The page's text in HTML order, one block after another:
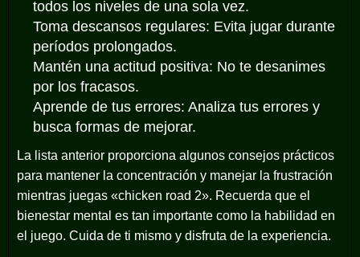
todos los niveles de una sola vez.
Toma descansos regulares: Evita jugar durante
períodos prolongados.
Mantén una actitud positiva: No te desanimes
por los fracasos.
Aprende de tus errores: Analiza tus errores y
busca formas de mejorar.
La lista anterior proporciona algunos consejos prácticos
para mantener la concentración y manejar la frustración
mientras juegas «chicken road 2». Recuerda que el
bienestar mental es tan importante como la habilidad en
el juego. Cuida de ti mismo y disfruta de la experiencia.